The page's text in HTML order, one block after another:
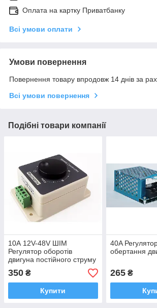
Оплата на картку Приватбанку
Всі умови оплати
Умови повернення
Повернення товару впродовж 14 днів за
Всі умови повернення
Подібні товари компанії
10А 12V-48V ШІМ
Регулятор оборотів
двигуна постійного струму
350 ₴
Купити
40A
обертання
265₴